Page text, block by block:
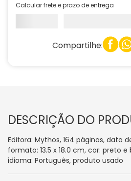
Calcular frete e prazo de entrega
Compartilhe:
DESCRIÇÃO DO
Editora: Mythos, 164 páginas, data
formato: 13.5 x 18.0 cm, cor: preto
idioma: Português, produto usado